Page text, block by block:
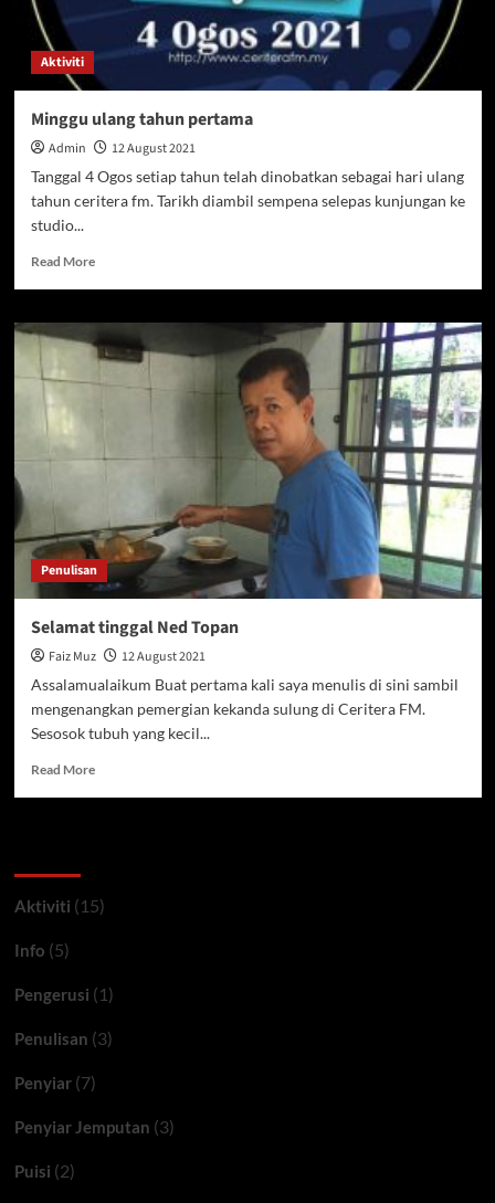
Aktiviti
Minggu ulang tahun pertama
Admin
12 August 2021
Tanggal 4 Ogos setiap tahun telah dinobatkan sebagai hari ulang
tahun ceritera fm. Tarikh diambil sempena selepas kunjungan ke
studio...
Read MoreRead
Minggu
ulang
tahun
pertama
Penulisan
Selamat tinggal Ned Topan
Faiz Muz
12 August 2021
Assalamualaikum Buat pertama kali saya menulis di sini sambil
mengenangkan pemergian kekanda sulung di Ceritera FM.
Sesosok tubuh yang kecil...
Read MoreRead
Aktiviti (15)
Info (5)
Pengerusi (1)
Penulisan (3)
Penyiar(7)
Penyiar Jemputan (3)
Puisi (2)